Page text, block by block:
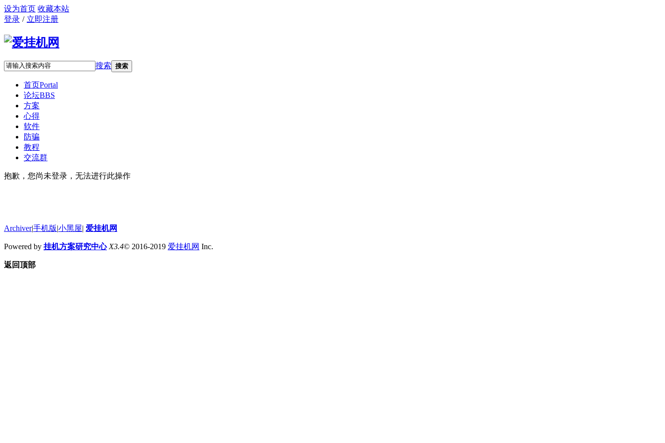
设为首页 收藏本站
登录 / 立即注册
搜索 搜索
首页Portal
论坛BBS
方案
心得
软件
防骗
教程
交流群
抱歉，您尚未登录，无法进行此操作
Archiver|手机版|小黑屋| 爱挂机网
Powered by 挂机方案研究中心 X3.4© 2016-2019 爱挂机网 Inc.
返回顶部